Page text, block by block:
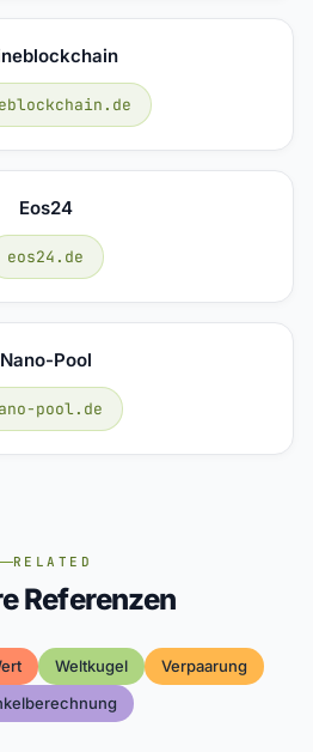
Eos24
eos24.de
Nano-Pool
pool.de
RELATED
Referenzen
Weltkugel
Verpaarung